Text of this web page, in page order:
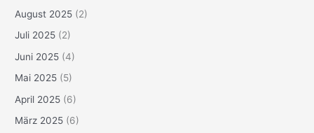
August 2025 (2)
Juli 2025 (2)
Juni 2025 (4)
Mai 2025 (5)
April 2025 (6)
März 2025 (6)